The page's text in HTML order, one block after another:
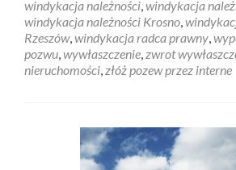
windykacja należności,windykacja
windykacja należności Krosno,
Rzeszów,windykacja radca prawny,
pozwu,wywłaszczenie,zwrot
nieruchomości,złóż pozew przez interne